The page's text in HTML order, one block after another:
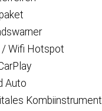
Wifi Hotspot
Auto
Kombiinstrument